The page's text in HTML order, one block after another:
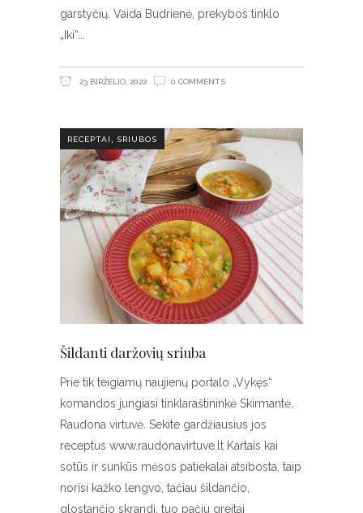
garstyčių. Vaida Budrienė, prekybos tinklo
„Iki“
23 BIRŽELIO, 2022 0 COMMENTS
RECEPTAI SRIUBOS
Šildanti daržovių sriuba
Prie tik teigiamų naujienų portalo „Vykęs“
komandos jungiasi tinklaraštininkė Skirmantė,
Raudona virtuvė. Sekite gardžiausius jos
receptus www.raudonavirtuve.lt Kartais kai
sotūs ir sunkūs mėsos patiekalai atsibosta, taip
norisi kažko lengvo, tačiau šildančio,
glostančio skrandį, tuo pačiu greitai